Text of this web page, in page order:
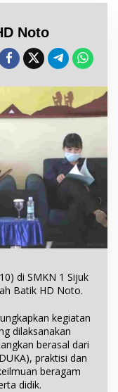
Noto
di SMKN 1 Sijuk
Batik HD Noto.
kegiatan
dilaksanakan
berasal dari
praktisi dan
beragam
didik.